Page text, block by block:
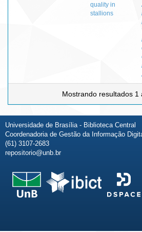
quality in
stallions
Mostrando resultados 1
Universidade de Brasília - Biblioteca Central
Coordenadoria de Gestão da Informação
(61) 3107-2683
repositorio@unb.br